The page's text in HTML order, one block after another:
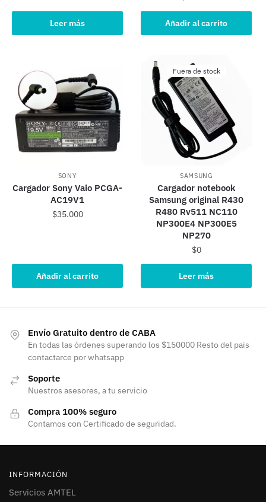
Leer más Añadir al carrito
SONY
Cargador Sony Vaio PCGA-
AC19V1
$35.000
Añadir al carrito
Fuera de stock
SAMSUNG
Cargador notebook
Samsung original R430
R480 Rv511 NC110
NP300E4 NP300E5
NP270
$0
Leer más
Envío Gratuito dentro de CABA
En todas las órdenes superando los $150000 Resto del pais
contactarce por whatsapp
Soporte
Nuestros asesores, a tu servicio
Compra 100% seguro
Contamos con Certificado de seguridad.
INFORMACIÓN
Servicios AMTEL